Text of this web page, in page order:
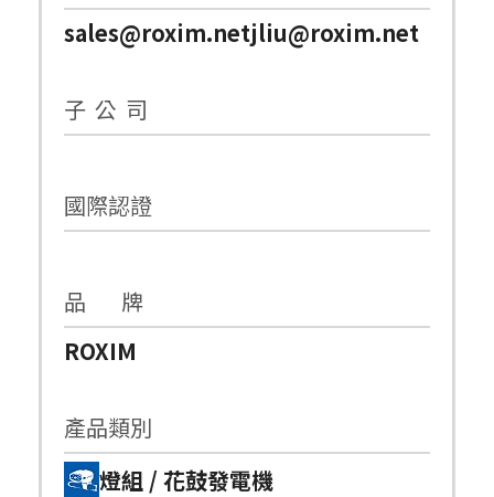
sales@roxim.netjliu@roxim.net
子 公 司
國際認證
品 牌
ROXIM
產品類別
燈組 / 花鼓發電機